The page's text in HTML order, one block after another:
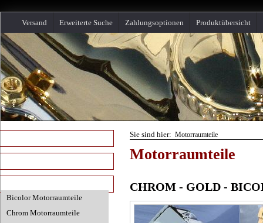
Produktübersicht
Zahlungsoptionen
Erweiterte Suche
Versand
Bicolor Motorraumteile
Chrom Motorraumteile
Sie sind hier: Motorraumteile
Motorraumteile
CHROM - GOLD -